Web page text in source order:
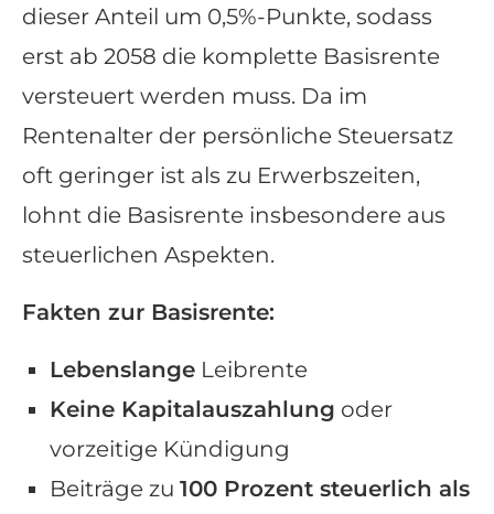
dieser Anteil um 0,5%-Punkte, sodass
erst ab 2058 die komplette Basisrente
versteuert werden muss. Da im
Rentenalter der persönliche Steuersatz
oft geringer ist als zu Erwerbszeiten,
lohnt die Basisrente insbesondere aus
steuerlichen Aspekten.
Fakten zur Basisrente:
Lebenslange Leibrente
Keine Kapitalauszahlung oder
vorzeitige Kündigung
Beiträge zu 100 Prozent steuerlich als